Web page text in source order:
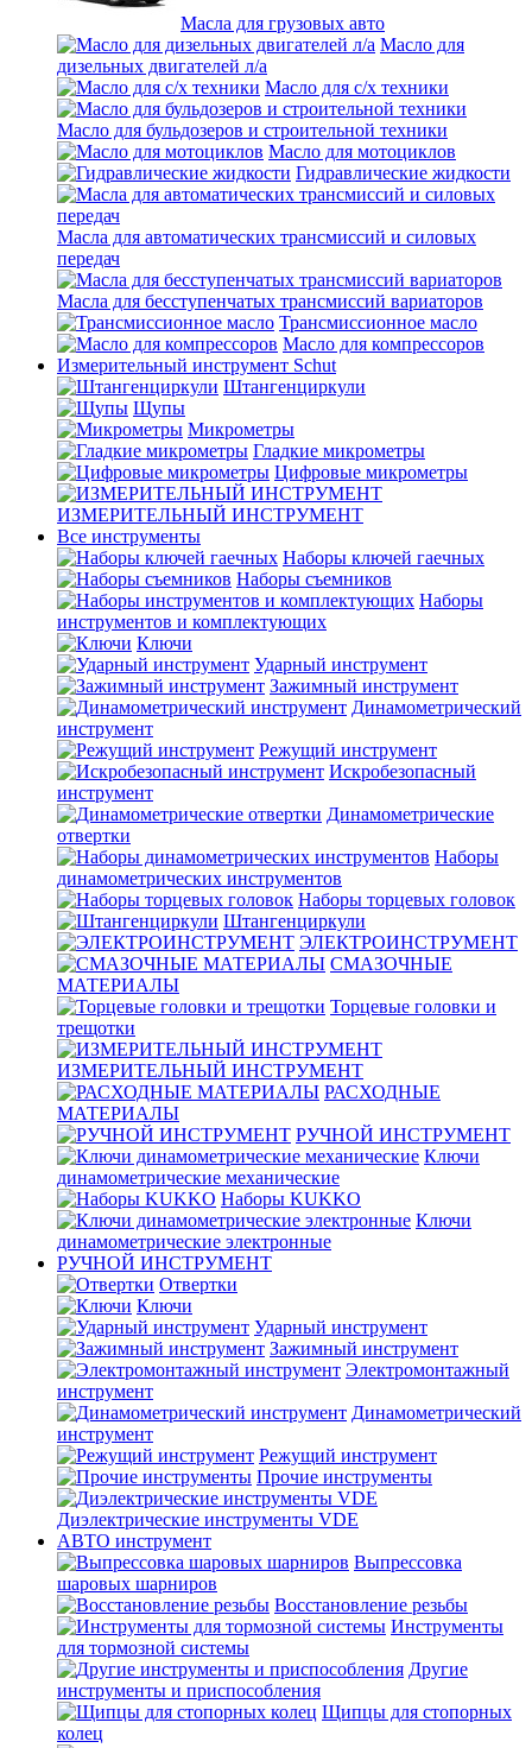
Масла для грузовых авто
Масло для
дизельных двигателей л/а
Масло для с/х техники
Масло для бульдозеров и строительной техники
Масло для мотоциклов
Гидравлические жидкости
Масла для автоматических трансмиссий и силовых
передач
Масла для бесступенчатых трансмиссий вариаторов
Трансмиссионное масло
Масло для компрессоров
Измерительный инструмент Schut
Штангенциркули
Щупы
Микрометры
Гладкие микрометры
Цифровые микрометры
ИЗМЕРИТЕЛЬНЫЙ ИНСТРУМЕНТ
Все инструменты
Наборы ключей гаечных
Наборы съемников
Наборы
инструментов и комплектующих
Ключи
Ударный инструмент
Зажимный инструмент
Динамометрический
инструмент
Режущий инструмент
Искробезопасный
инструмент
Динамометрические
отвертки
Наборы
динамометрических инструментов
Наборы торцевых головок
Штангенциркули
ЭЛЕКТРОИНСТРУМЕНТ
СМАЗОЧНЫЕ
МАТЕРИАЛЫ
Торцевые головки и
трещотки
ИЗМЕРИТЕЛЬНЫЙ ИНСТРУМЕНТ
РАСХОДНЫЕ
МАТЕРИАЛЫ
РУЧНОЙ ИНСТРУМЕНТ
Ключи
динамометрические механические
Наборы KUKKO
Ключи
динамометрические электронные
РУЧНОЙ ИНСТРУМЕНТ
Отвертки
Ключи
Ударный инструмент
Зажимный инструмент
Электромонтажный
инструмент
Динамометрический
инструмент
Режущий инструмент
Прочие инструменты
Диэлектрические инструменты VDE
АВТО инструмент
Выпрессовка
шаровых шарниров
Восстановление резьбы
Инструменты
для тормозной системы
Другие
инструменты и приспособления
Щипцы для стопорных
колец